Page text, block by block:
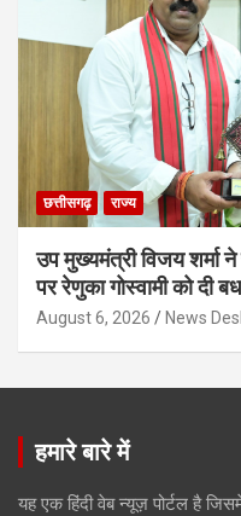
छत्तीसगढ़ राज्य
उप मुख्यमंत्री विजय शर्मा
पर रेणुका गोस्वामी को दी
August 6, 2026 News
हमारे बारे में
यह एक हिंदी वेब न्यूज़ पोर्टल है